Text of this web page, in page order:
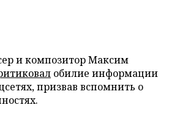
и композитор Максим
обилие информации
призвав вспомнить о